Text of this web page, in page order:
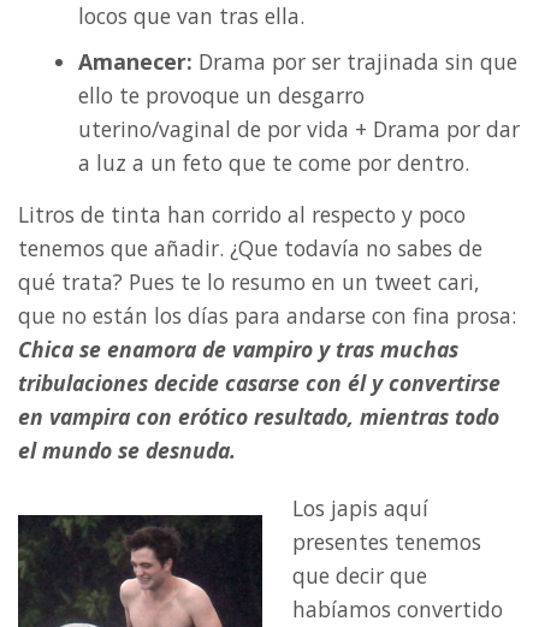
locos que van tras ella.
Amanecer: Drama por ser trajinada sin que
ello te provoque un desgarro
uterino/vaginal de por vida + Drama por dar
a luz a un feto que te come por dentro.
Litros de tinta han corrido al respecto y poco
tenemos que añadir. ¿Que todavía no sabes de
qué trata? Pues te lo resumo en un tweet cari,
que no están los días para andarse con fina prosa:
Chica se enamora de vampiro y tras muchas
tribulaciones decide casarse con él y convertirse
en vampira con erótico resultado, mientras todo
el mundo se desnuda.
Los japis aquí
presentes tenemos
que decir que
habíamos convertido